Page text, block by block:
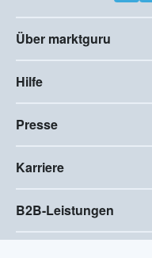
Über marktguru
Hilfe
Presse
Karriere
B2B-Leistungen